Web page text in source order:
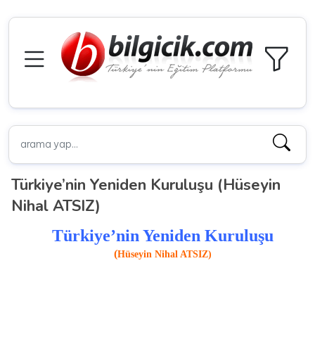
Türkiye’nin Yeniden Kuruluşu (Hüseyin
Nihal ATSIZ)
Türkiye’nin Yeniden Kuruluşu
(Hüseyin Nihal ATSIZ)